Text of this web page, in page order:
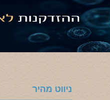
ניווט מהיר